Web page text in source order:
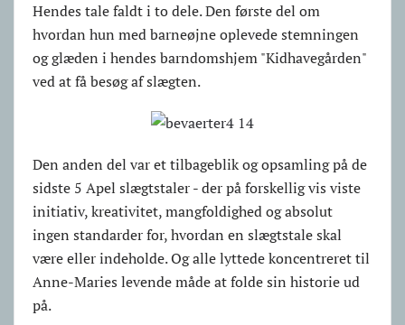
Hendes tale faldt i to dele. Den første del om
hvordan hun med barneøjne oplevede stemningen
og glæden i hendes barndomshjem "Kidhavegården"
ved at få besøg af slægten.
Den anden del var et tilbageblik og opsamling på de
sidste 5 Apel slægtstaler - der på forskellig vis viste
initiativ, kreativitet, mangfoldighed og absolut
ingen standarder for, hvordan en slægtstale skal
være eller indeholde. Og alle lyttede koncentreret til
Anne-Maries levende måde at folde sin historie ud
på.